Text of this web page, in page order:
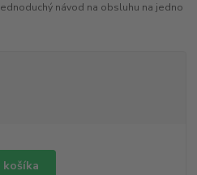
návod na obsluhu na jedno